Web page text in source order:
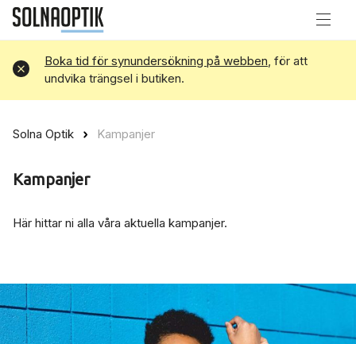
Boka tid för synundersökning på webben, för att
undvika trängsel i butiken.
Avvisa
Solna Optik Kampanjer
Kampanjer
Här hittar ni alla våra aktuella kampanjer.